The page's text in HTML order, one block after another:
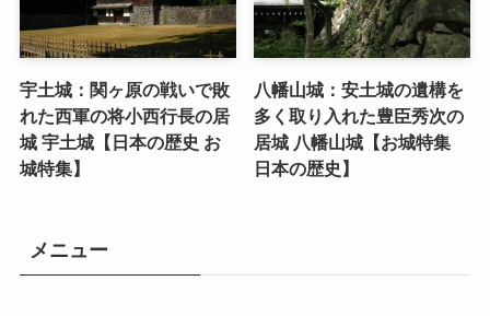
宇土城：関ヶ原の戦いで敗
れた西軍の将小西行長の居
城 宇土城【日本の歴史 お
城特集】
八幡山城：安土城の遺構を
多く取り入れた豊臣秀次の
居城 八幡山城【お城特集
日本の歴史】
メニュー